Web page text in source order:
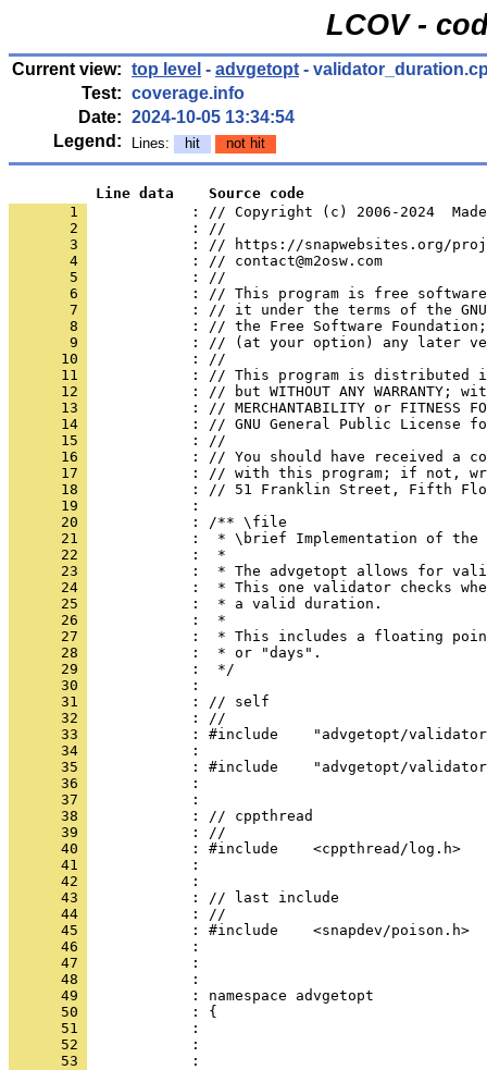
LCOV -
Current view: top level - advgetopt -
Test: coverage.info
Date: 2024-10-05 13:34:54
Legend:
Lines: hit not hit
          Line data    Source code
       1
: // Copyright (c) 2006-2024
       2
            : //
       3
: // https://snapwebsites.org/
       4
            : // contact@m2osw.com
       5
            : //
       6
: // This program is free
       7
: // it under the terms of the
       8
: // the Free Software
       9
: // (at your option) any later
      10
            : //
      11
: // This program is distributed
      12
: // but WITHOUT ANY WARRANTY;
      13
: // MERCHANTABILITY or FITNESS
      14
: // GNU General Public License
      15
            : //
      16
: // You should have received a
      17
: // with this program; if not,
      18
: // 51 Franklin Street, Fifth
      19
            :
      20
            : /** \file
      21
:  * \brief Implementation of the
      22
            :  *
      23
:  * The advgetopt allows for
      24
:  * This one validator checks
      25
            :  * a valid duration.
      26
            :  *
      27
:  * This includes a floating
      28
            :  * or "days".
      29
            :  */
      30
            :
      31
            : // self
      32
            : //
      33
: #include    "advgetopt/
      34
            :
      35
: #include    "advgetopt/
      36
            :
      37
            :
      38
            : // cppthread
      39
            : //
      40
            : #include    <cppthread/log.h>
      41
            :
      42
            :
      43
            : // last include
      44
            : //
      45
            : #include    <snapdev/poison.h>
      46
            :
      47
            :
      48
            :
      49
            : namespace advgetopt
      50
            : {
      51
            :
      52
            :
      53
            :